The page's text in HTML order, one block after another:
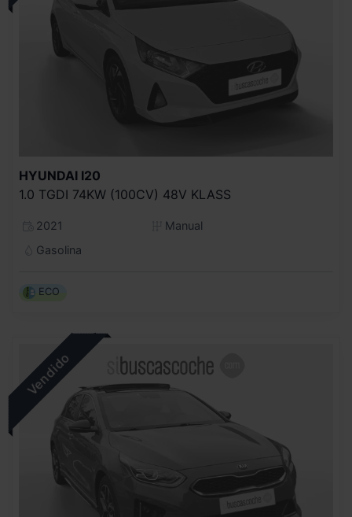
HYUNDAI I20
1.0 TGDI 74KW (100CV) 48V KLASS
2021
Manual
Gasolina
ECO